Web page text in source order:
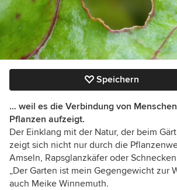
Speichern
… weil es die Verbindung von
Pflanzen aufzeigt.
Der Einklang mit der Natur, der beim
zeigt sich nicht nur durch die
Amseln, Rapsglanzkäfer oder
„Der Garten ist mein Gegengewicht zur
auch Meike Winnemuth.